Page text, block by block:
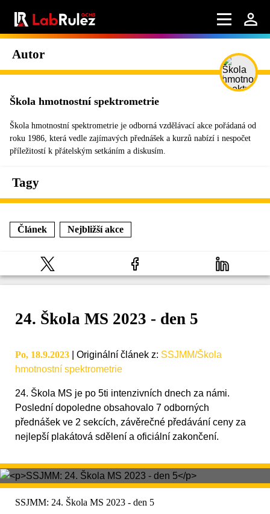
Autor
Škola hmotnostní spektrometrie
Škola hmotnostní spektrometrie je odborná vzdělávací akce pořádaná od
roku 1986, která vedle zajímavých přednášek a kurzů nabízí i nespočet
příležitostí k přátelským setkáním a diskusím.
Tagy
Článek Nejbližší akce
24. Škola MS 2023 - den 5
Po, 18.9.2023 Originální článek z: SSJMM/Škola
hmotnostní spektrometrie
24. Škola MS je po 5ti intenzivních dnech za námi.
Poslední dopoledne obsahovalo 7 odborných
přednášek ve 2 sekcích, závěrečné předávání ceny za
nejlepší plakátová sdělení a oficiální zakončení.
SSJMM: 24. Škola MS 2023 - den 5